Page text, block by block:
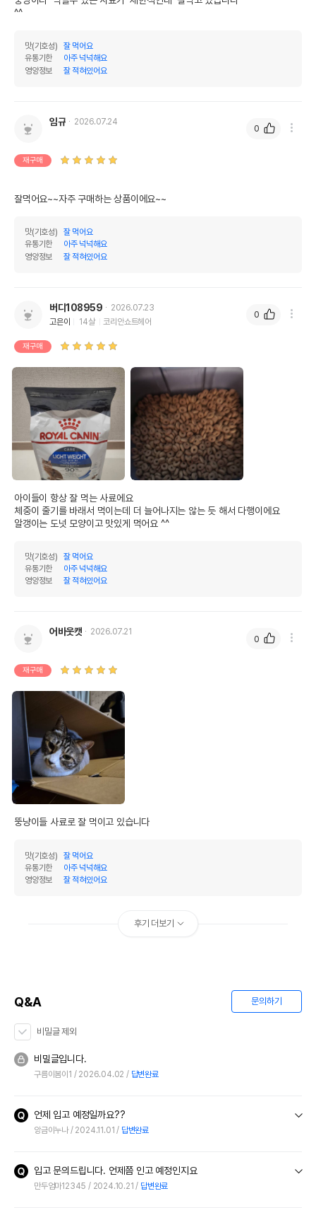
^^
맛(기호성)
잘 먹어요
유통기한
아주 넉넉해요
영양정보
잘 적혀있어요
임규 2026.07.24
재구매
잘먹어요~~자주 구매하는 상품이에요~~
맛(기호성)
잘 먹어요
유통기한
아주 넉넉해요
영양정보
잘 적혀있어요
0
버디108959
2026.07.23
고은이
14살 코리안쇼트헤어
재구매
아이들이 항상 잘 먹는 사료에요
체중이 줄기를 바래서 먹이는데 더 늘어나지는 않는 듯 해서 다행이에요
알갱이는 도넛 모양이고 맛있게 먹어요 ^^
맛(기호성)
잘 먹어요
유통기한
아주 넉넉해요
영양정보
잘 적혀있어요
0
어바웃캣 2026.07.21
재구매
뚱냥이들 사료로 잘 먹이고 있습니다
맛(기호성)
잘 먹어요
유통기한
아주 넉넉해요
영양정보
잘 적혀있어요
0
후기 더보기
Q&A 문의하기
비밀글 제외
비밀글입니다.
구름이봄이1 2026.04.02 답변완료
언제 입고 예정일까요??
앙금이누나 2024.11.01 답변완료
입고 문의드립니다. 언제쯤 인고 예정인지요
만두엄마12345 2024.10.21 답변완료